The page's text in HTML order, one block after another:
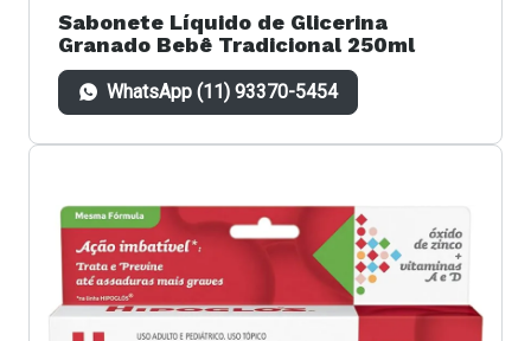
Sabonete Líquido de Glicerina
Granado Bebê Tradicional 250ml
WhatsApp (11) 93370-5454